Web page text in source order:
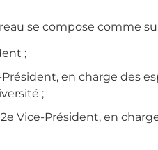
se compose comme
;
Président, en charge des
;
Vice-Président, en